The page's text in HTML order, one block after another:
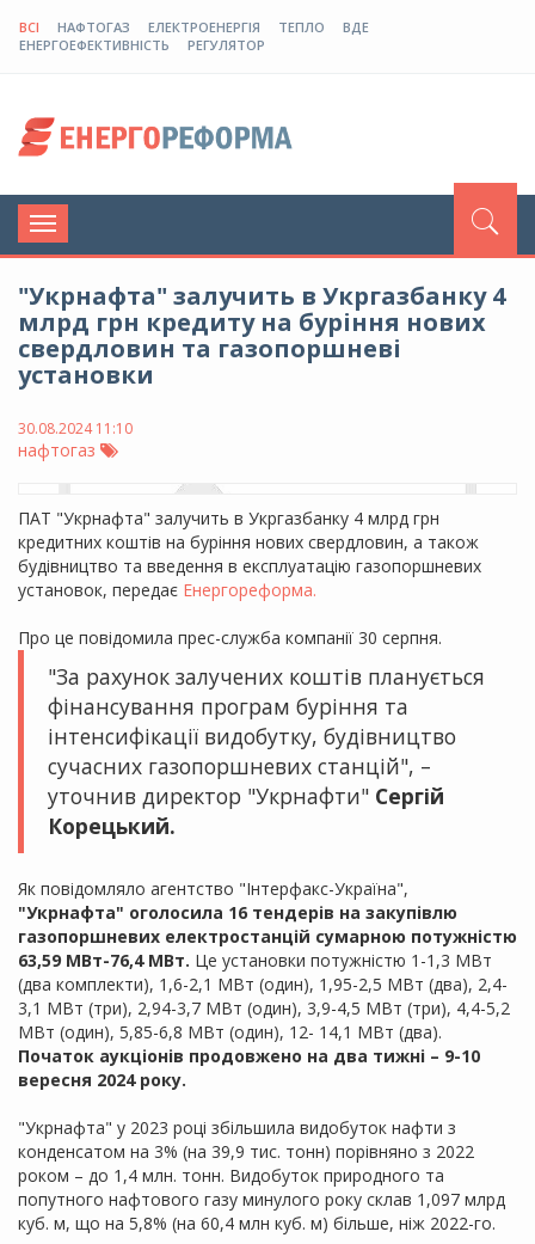
ВСІ НАФТОГАЗ ЕЛЕКТРОЕНЕРГІЯ ТЕПЛО
ВДЕ
ЕНЕРГОЕФЕКТИВНІСТЬ
РЕГУЛЯТОР
Toggle
navigation
"Укрнафта" залучить в Укргазбанку 4
млрд грн кредиту на буріння нових
свердловин та газопоршневі
установки
30.08.2024 11:10
нафтогаз
ПАТ "Укрнафта" залучить в Укргазбанку 4 млрд грн
кредитних коштів на буріння нових свердловин, а також
будівництво та введення в експлуатацію газопоршневих
установок, передає Енергореформа.
Про це повідомила прес-служба компанії 30 серпня.
"За рахунок залучених коштів планується
фінансування програм буріння та
інтенсифікації видобутку, будівництво
сучасних газопоршневих станцій", –
уточнив директор "Укрнафти" Сергій
Корецький.
Як повідомляло агентство "Інтерфакс-Україна",
"Укрнафта" оголосила 16 тендерів на закупівлю
газопоршневих електростанцій сумарною потужністю
63,59 МВт-76,4 МВт. Це установки потужністю 1-1,3 МВт
(два комплекти), 1,6-2,1 МВт (один), 1,95-2,5 МВт (два), 2,4-
3,1 МВт (три), 2,94-3,7 МВт (один), 3,9-4,5 МВт (три), 4,4-5,2
МВт (один), 5,85-6,8 МВт (один), 12- 14,1 МВт (два).
Початок аукціонів продовжено на два тижні – 9-10
вересня 2024 року.
"Укрнафта" у 2023 році збільшила видобуток нафти з
конденсатом на 3% (на 39,9 тис. тонн) порівняно з 2022
роком – до 1,4 млн. тонн. Видобуток природного та
попутного нафтового газу минулого року склав 1,097 млрд
куб. м, що на 5,8% (на 60,4 млн куб. м) більше, ніж 2022-го.